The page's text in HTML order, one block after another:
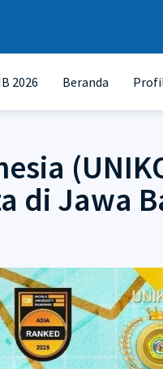
2026 Beranda
di Jawa